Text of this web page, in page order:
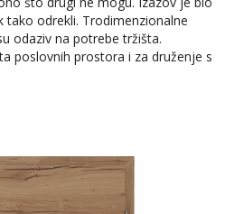
tako odrekli. Trodimenzionalne
odaziv na potrebe tržišta.
poslovnih prostora i za druženje s